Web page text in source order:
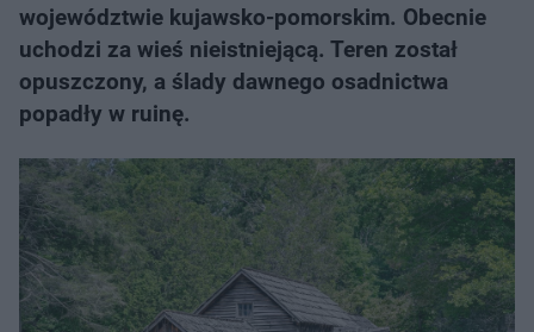
województwie kujawsko-pomorskim. Obecnie
uchodzi za wieś nieistniejącą. Teren został
opuszczony, a ślady dawnego osadnictwa
popadły w ruinę.